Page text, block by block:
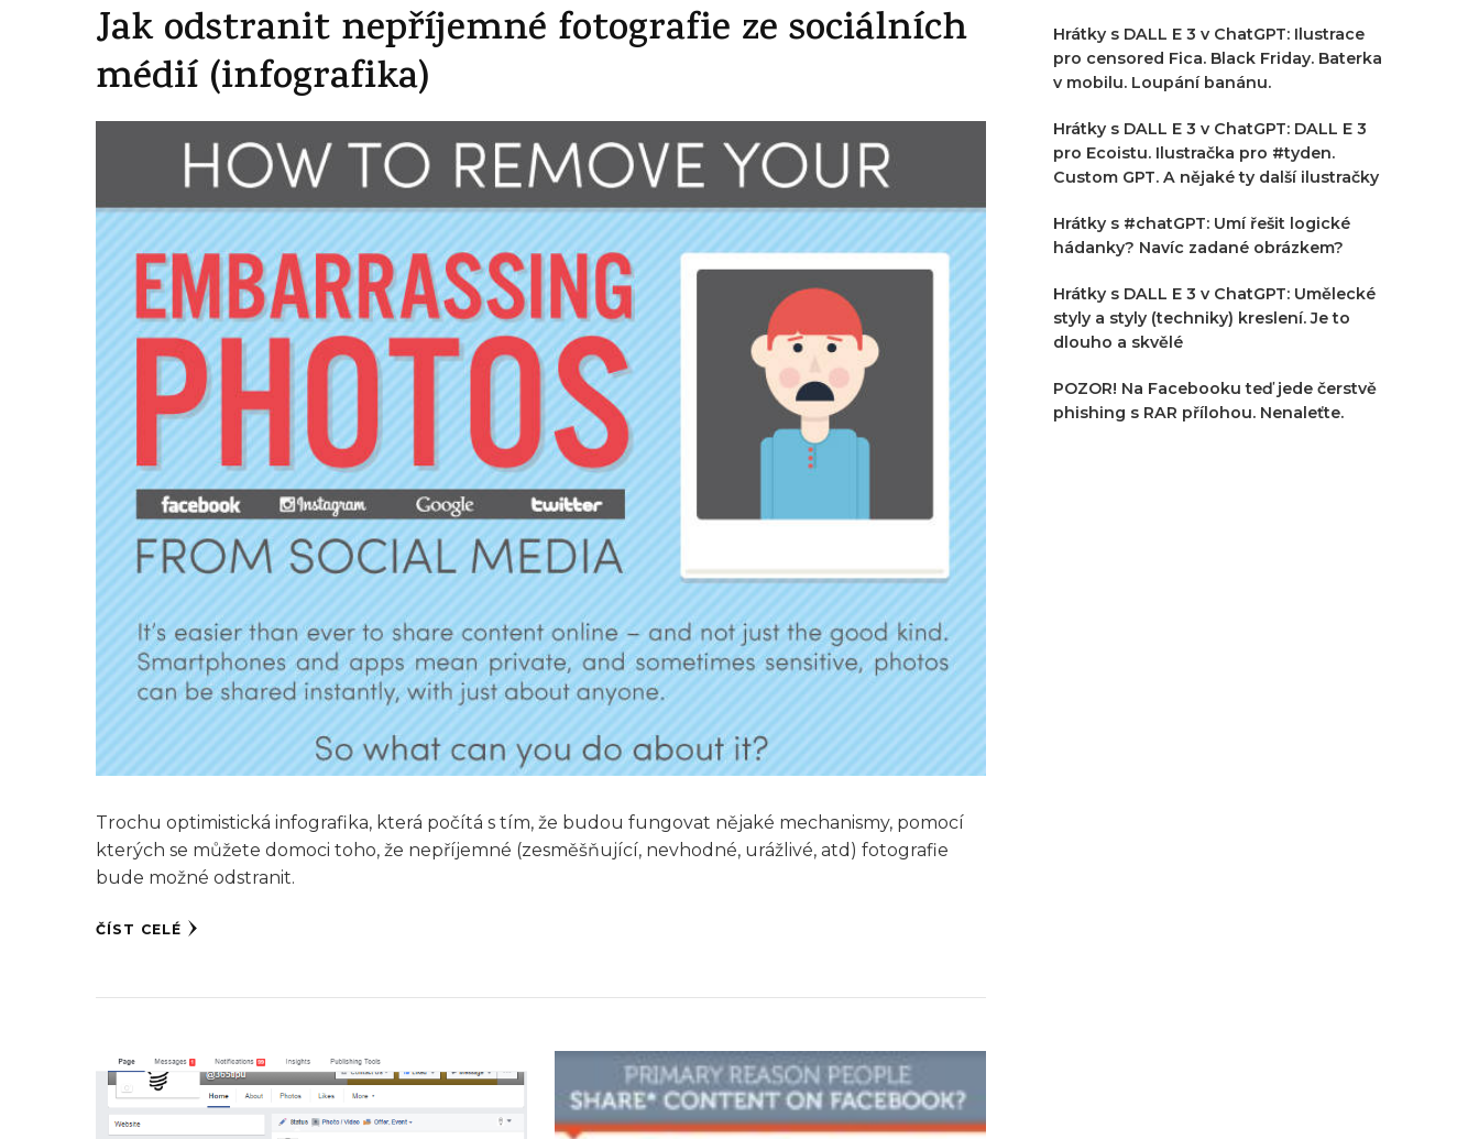
Jak odstranit nepříjemné fotografie ze sociálních
médií (infografika)
Trochu optimistická infografika, která počítá s tím, že budou fungovat nějaké mechanismy, pomocí
kterých se můžete domoci toho, že nepříjemné (zesměšňující, nevhodné, urážlivé, atd) fotografie
bude možné odstranit.
ČÍST CELÉ
Hrátky s DALL E 3 v ChatGPT: Ilustrace
pro censored Fica. Black Friday. Baterka
v mobilu. Loupání banánu.
Hrátky s DALL E 3 v ChatGPT: DALL E 3
pro Ecoistu. Ilustračka pro #tyden.
Custom GPT. A nějaké ty další ilustračky
Hrátky s #chatGPT: Umí řešit logické
hádanky? Navíc zadané obrázkem?
Hrátky s DALL E 3 v ChatGPT: Umělecké
styly a styly (techniky) kreslení. Je to
dlouho a skvělé
POZOR! Na Facebooku teď jede čerstvě
phishing s RAR přílohou. Nenaleťte.